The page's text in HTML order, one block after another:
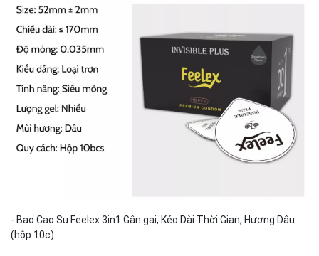
- Bao Cao Su Feelex 3in1 Gân gai, Kéo Dài Thời Gian, Hương Dâu
(hộp 10c)